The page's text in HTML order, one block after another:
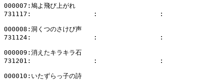
000007:鳩よ飛び上がれ
731117:                :                :
000008:洞くつのさけび声
731124:                :                :
000009:消えたキラキラ石
731201:                :                :
000010:いたずらっ子の詩